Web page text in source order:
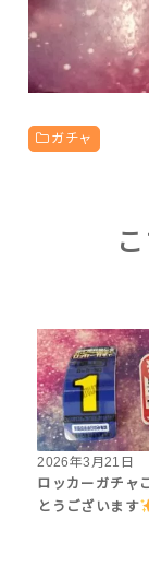
ガチャ
2026年3月21日
ロッカーガチャ
とうございます